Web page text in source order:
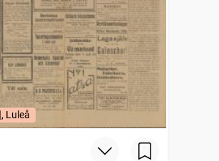
Luleå